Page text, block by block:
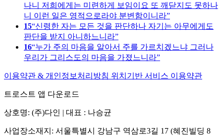
나니 저희에게는 미련하게 보임이요 또 깨닫지도 못하나
니 이런 일은 영적으로라야 분변함이니라
15 신령한 자는 모든 것을 판단하나 자기는 아무에게도
판단을 받지 아니하느니라
16 누가 주의 마음을 알아서 주를 가르치겠느냐 그러나
우리가 그리스도의 마음을 가졌느니라
이용약관 & 개인정보처리방침 위치기반 서비스 이용약관
트로스트 앱 다운로드
상호명: (주)다인 | 대표 : 나승균
사업장소재지: 서울특별시 강남구 역삼로3길 17 (혜진빌딩 8